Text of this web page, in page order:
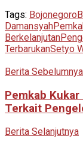
Tags: Bojonegoro
Damansyah
Berkelanjutan
TerbarukanSetyo
Berita Sebelumnya
Pemkab
Terkait
Berita Selanjutnya